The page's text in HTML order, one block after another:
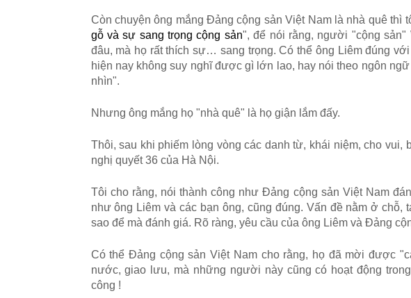
Còn chuyện ông mắng Đảng cộng sản Việt Nam là nhà quê thì
gỗ và sự sang trọng cộng sản", để nói rằng, người "cộng sản"
đâu, mà họ rất thích sự… sang trọng. Có thể ông Liêm đúng
hiện nay không suy nghĩ được gì lớn lao, hay nói theo ngôn
nhìn".
Nhưng ông mắng họ "nhà quê" là họ giận lắm đấy.
Thôi, sau khi phiếm lòng vòng các danh từ, khái niệm, cho vui,
nghị quyết 36 của Hà Nội.
Tôi cho rằng, nói thành công như Đảng cộng sản Việt Nam
như ông Liêm và các bạn ông, cũng đúng. Vấn đề nằm ở chỗ,
sao để mà đánh giá. Rõ ràng, yêu cầu của ông Liêm và Đảng
Có thể Đảng cộng sản Việt Nam cho rằng, họ đã mời được
nước, giao lưu, mà những người này cũng có hoạt động
công !